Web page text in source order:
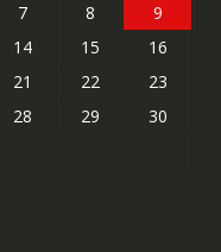
7 8
9
14 15
16
21 22
23
28 29
30